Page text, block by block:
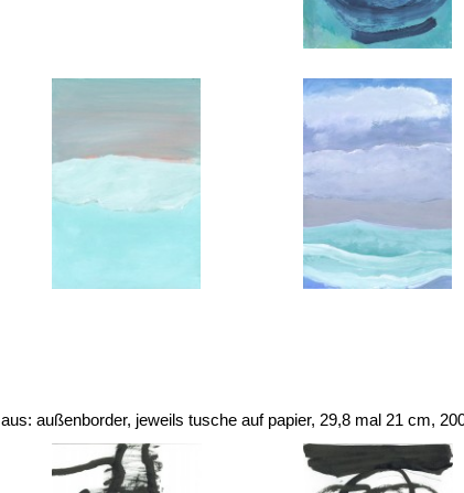
aus: außenborder, jeweils tusche auf papier, 29,8 mal 21 cm,